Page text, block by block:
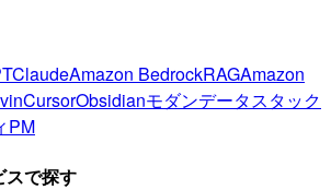
ClaudeAmazon BedrockRAGAmazon
CursorObsidianモダンデータスタック
PM
スで探す